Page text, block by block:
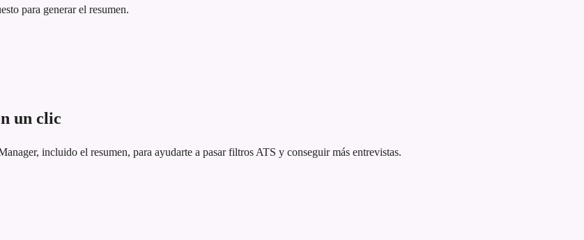
para generar el resumen.
un clic
incluido el resumen, para ayudarte a pasar filtros ATS y conseguir más entrevistas.